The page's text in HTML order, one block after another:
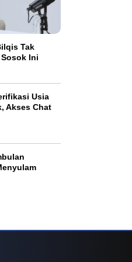
Tak
Ini
Usia
Akses Chat